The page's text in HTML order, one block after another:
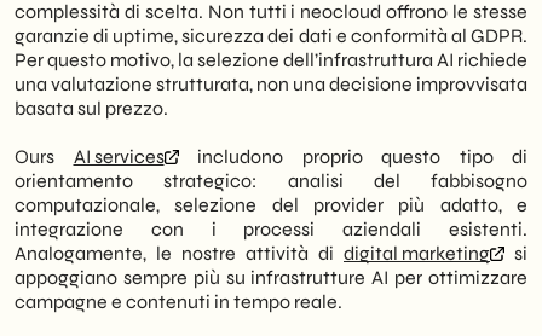
complessità di scelta. Non tutti i neocloud offrono le stesse
garanzie di uptime, sicurezza dei dati e conformità al GDPR.
Per questo motivo, la selezione dell’infrastruttura AI richiede
una valutazione strutturata, non una decisione improvvisata
basata sul prezzo.
Ours AI services
includono proprio questo tipo di
orientamento strategico: analisi del fabbisogno
computazionale, selezione del provider più adatto, e
integrazione con i processi aziendali esistenti.
Analogamente, le nostre attività di digital marketing
si
appoggiano sempre più su infrastrutture AI per ottimizzare
campagne e contenuti in tempo reale.